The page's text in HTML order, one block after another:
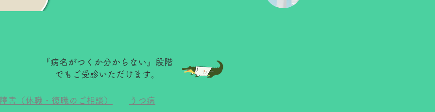
『病名がつくか分からない』段階
でもご受診いただけます。
害（休職・復職のご相談） うつ病